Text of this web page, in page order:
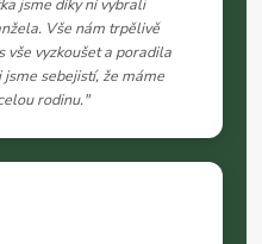
jsme díky ní vybrali
Vše nám trpělivě
vše vyzkoušet a poradila
sebejistí, že máme
rodinu."